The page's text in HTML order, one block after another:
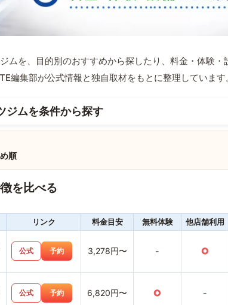
ムを、目的別のおすすめから探したり、料金・体験
編集部が公式情報と独自取材をもとに整理しています
ジムを条件から探す
順
を比べる
リンク 料金目安 無料体験 他店舗利用
公式 予約 3,278円〜 - ○
公式 予約 6,820円〜 ○ -